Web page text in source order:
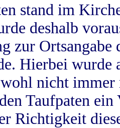
stand im
deshalb
zur
Hierbei wurde
nicht
Taufpaten
Richtigkeit